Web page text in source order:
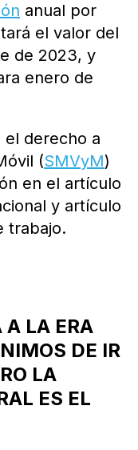
anual por
el valor del
de 2023, y
enero de
el derecho a
(SMVyM)
en el artículo
y artículo
trabajo.
A LA ERA
DE IR
LA
ES EL